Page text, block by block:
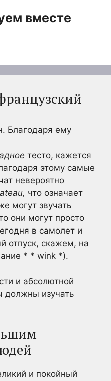
вместе
Благодаря ему
тесто, кажется
этому самые
невероятно
что означает
могут звучать
они могут просто
в самолет и
отпуск, скажем, на
* * wink *).
и абсолютной
должны изучать
и покойный